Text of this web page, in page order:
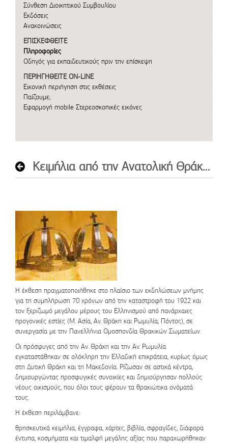
Σύνθεση Διοικητικού Συμβουλίου
Εκδόσεις
Ανακοινώσεις
ΕΠΙΣΚΕΦΘΕΙΤΕ
Πληροφορίες
Οδηγός για εκπαιδευτικούς πριν την επίσκεψη
ΠΕΡΙΗΓΗΘΕΙΤΕ ON-LINE
Εικονική περιήγηση στις εκθέσεις
Παίζουμε;
Εφαρμογή mobile Στερεοσκοπικές εικόνες
Κειμήλια από την Ανατολική Θράκη και Ανατολική Ρωμυλία: 1922 – 1992. 1992
Η έκθεση πραγματοποιήθηκε στο πλαίσιο των εκδηλώσεων μνήμης
για τη συμπλήρωση 70 χρόνων από την καταστροφή του 1922 και
τον ξεριζωμό μεγάλου μέρους του Ελληνισμού από πανάρχαιες
προγονικές εστίες (Μ. Ασία, Αν. Θράκη και Ρωμυλία, Πόντος), σε
συνεργασία με την Πανελλήνια Ομοσπονδία Θρακικών Σωματείων.
Οι πρόσφυγες από την Αν. Θράκη και την Αν. Ρωμυλία
εγκαταστάθηκαν σε ολόκληρη την Ελλαδική επικράτεια, κυρίως όμως
στη Δυτική Θράκη και τη Μακεδονία. Ρίζωσαν σε αστικά κέντρα,
δημιουργώντας προσφυγικές συνοικίες και δημιούργησαν πολλούς
νέους οικισμούς, που όλοι τους φέρουν τα θρακιώτικα ονόματά
τους.
Η έκθεση περιλάμβανε:
θρησκευτικά κειμήλια, έγγραφα, χάρτες, βιβλία, σφραγίδες, διάφορα
έντυπα, κοσμήματα και τιμαλφή μεγάλης αξίας που παραχωρήθηκαν